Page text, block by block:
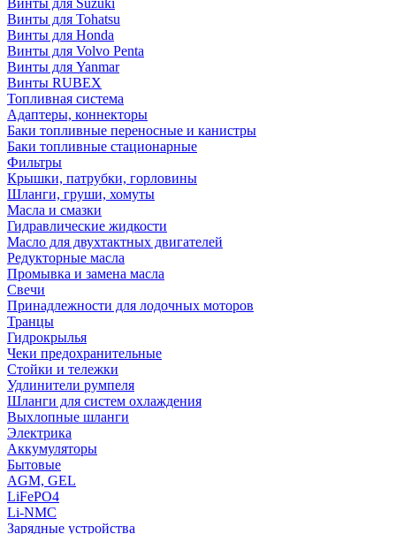
Винты для Suzuki
Винты для Tohatsu
Винты для Honda
Винты для Volvo Penta
Винты для Yanmar
Винты RUBEX
Топливная система
Адаптеры, коннекторы
Баки топливные переносные и канистры
Баки топливные стационарные
Фильтры
Крышки, патрубки, горловины
Шланги, груши, хомуты
Масла и смазки
Гидравлические жидкости
Масло для двухтактных двигателей
Редукторные масла
Промывка и замена масла
Свечи
Принадлежности для лодочных моторов
Транцы
Гидрокрылья
Чеки предохранительные
Стойки и тележки
Удлинители румпеля
Шланги для систем охлаждения
Выхлопные шланги
Электрика
Аккумуляторы
Бытовые
AGM, GEL
LiFePO4
Li-NMC
Зарядные устройства